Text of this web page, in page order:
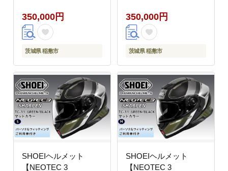
ネオテック シャープン
バイク ツーリング ショ
ウエイ [2037]
350,000円
茨城県 稲敷市
ム ネオテック シャープ
ン バイク ツーリング
ショウエイ [2038]
350,000円
茨城県 稲敷市
SHOEIヘルメット
【NEOTEC 3
SHOEIヘルメット
【NEOTEC 3